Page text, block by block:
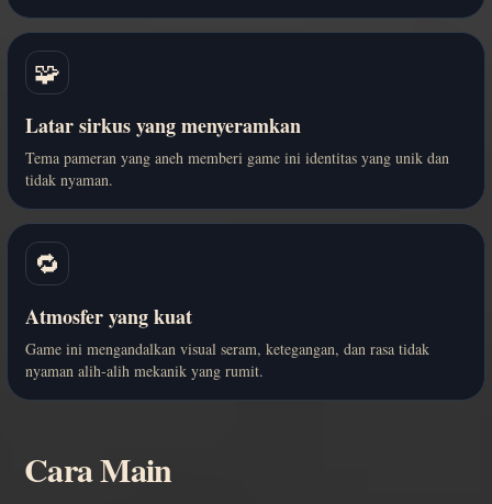
🧩
Latar sirkus yang menyeramkan
Tema pameran yang aneh memberi game ini identitas yang unik dan
tidak nyaman.
🔁
Atmosfer yang kuat
Game ini mengandalkan visual seram, ketegangan, dan rasa tidak
nyaman alih-alih mekanik yang rumit.
Cara Main